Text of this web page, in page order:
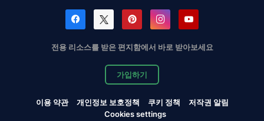
전용 리소스를 받은 편지함에서 바로 받아보세요
가입하기
이용 약관 개인정보 보호정책 쿠키 정책
저작권 알림
Cookies settings